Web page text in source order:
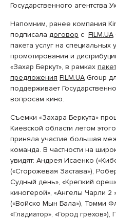
Государственного агентства
Напомним, ранее компания
подписала договор с FILM.UA
пакета услуг на специальных
промотирования и
«Захар Беркут», в рамках
предложения FILM.UA Group
поддерживает
вопросам кино.
Съемки «Захара Беркута»
Киевской области летом
приняла участие большая
команда. В частности на
увидят: Андрея Исаенко
(«Сторожевая Застава»),
Судный день», «Крепкий
киногерой», «Ангелы Чарли 2
(«Войско Мын Бала»), Томми
«Гладиатор», «Город